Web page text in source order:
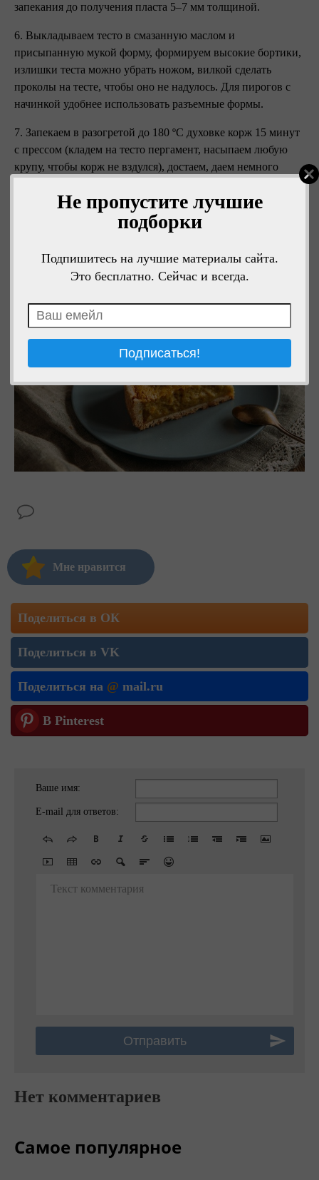
Не пропустите лучшие
подборки
Подпишитесь на лучшие материалы сайта.
Это бесплатно. Сейчас и всегда.
запекания до получения пласта 5–7 мм толщиной.
6. Выкладываем тесто в смазанную маслом и
присыпанную мукой форму, формируем высокие бортики,
излишки теста можно убрать ножом, вилкой сделать
проколы на тесте, чтобы оно не надулось. Для пирогов с
начинкой удобнее использовать разъемные формы.
7. Запекаем в разогретой до 180 ºC духовке корж 15 минут
с прессом (кладем на тесто пергамент, насыпаем любую
крупу, чтобы корж не вздулся), достаем, даем немного
8. Выпекаем пирог при аналогичной температуре 1–1,5
часа. Время выпекания зависит от высоты формы. Когда
Приятного аппетита!
Мне нравится
Поделиться в ОК
Поделиться в VK
Поделиться на @ mail.ru
В Pinterest
Ваше имя:
E-mail для ответов:
Текст комментария
Нет комментариев
Самое популярное